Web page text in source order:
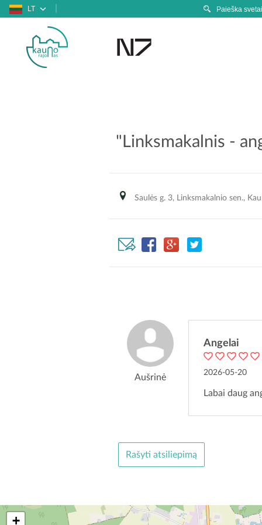
LT
"Linksmakalnis -
Saulės g. 3, Linksmakalnio sen.,
Aušrinė
Angelai
2026-05-20
Labai daug
Rašyti atsiliepimą
+